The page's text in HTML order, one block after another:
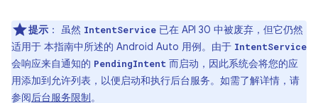
提示 ： 虽然 IntentService 已在 API 30 中被废弃，但它仍然
适用于 本指南中所述的 Android Auto 用例。由于 IntentService
会响应来自通知的 PendingIntent 而启动，因此系统会将您的应
用添加到允许列表，以便启动和执行后台服务。如需了解详情，请
参阅后台服务限制。